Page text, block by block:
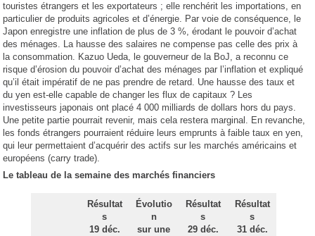
touristes étrangers et les exportateurs ; elle renchérit les importations, en
particulier de produits agricoles et d’énergie. Par voie de conséquence, le
Japon enregistre une inflation de plus de 3 %, érodant le pouvoir d’achat
des ménages. La hausse des salaires ne compense pas celle des prix à
la consommation. Kazuo Ueda, le gouverneur de la BoJ, a reconnu ce
risque d’érosion du pouvoir d’achat des ménages par l’inflation et expliqué
qu’il était impératif de ne pas prendre de retard. Une hausse des taux et
du yen est-elle capable de changer les flux de capitaux ? Les
investisseurs japonais ont placé 4 000 milliards de dollars hors du pays.
Une petite partie pourrait revenir, mais cela restera marginal. En revanche,
les fonds étrangers pourraient réduire leurs emprunts à faible taux en yen,
qui leur permettaient d’acquérir des actifs sur les marchés américains et
européens (carry trade).
Le tableau de la semaine des marchés financiers
Résultat
s
19 déc.
Évolutio
n
sur une
Résultat
s
29 déc.
Résultat
s
31 déc.